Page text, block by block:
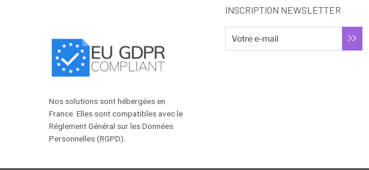
Nos solutions sont hébergées en
France. Elles sont compatibles avec le
Réglement Général sur les Données
Personnelles (RGPD).
INSCRIPTION NEWSLETTER